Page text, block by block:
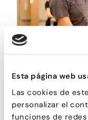
Esta página web
Las cookies de
personalizar el
funciones de